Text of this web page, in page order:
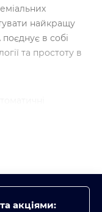
найкращу
поєднує в собі
та простоту в
до капучино та
зусиль.
води,
та
роботи.
акціями: